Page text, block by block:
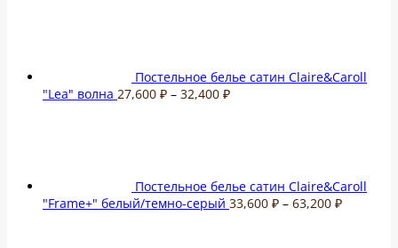
Постельное белье сатин Claire&Caroll
"Lea" волна 27,600 ₽ – 32,400 ₽Диапазон
Постельное белье сатин Claire&Caroll
"Frame+" белый/темно-серый 33,600 ₽ – 63,200 ₽